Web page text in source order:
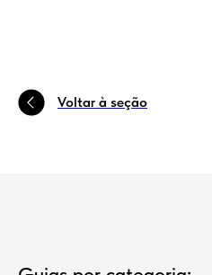
Voltar à seção